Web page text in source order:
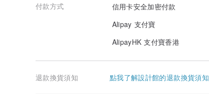
付款方式
信用卡安全加密付款
Alipay 支付寶
AlipayHK 支付寶香港
退款換貨須知 點我了解設計館的退款換貨須知